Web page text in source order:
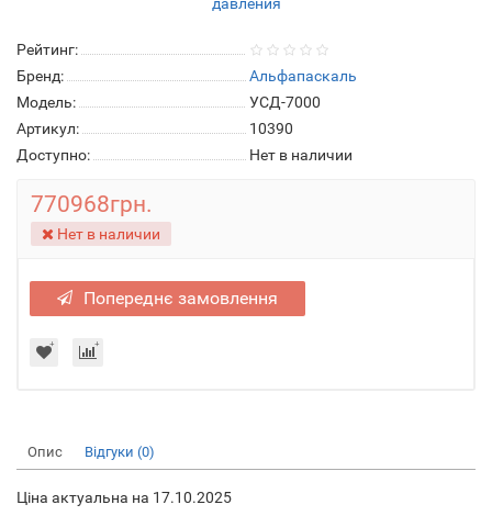
Рейтинг:
Бренд:
Альфапаскаль
Модель:
УСД-7000
Артикул:
10390
Доступно:
Нет в наличии
770968грн.
Нет в наличии
Попереднє замовлення
Опис Відгуки (0)
Ціна актуальна на 17.10.2025